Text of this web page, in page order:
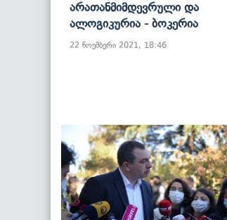
Არათანმიმდევრული Და
Ალოგიკურია - Ბოკერია
22 ნოემბერი 2021, 18:46